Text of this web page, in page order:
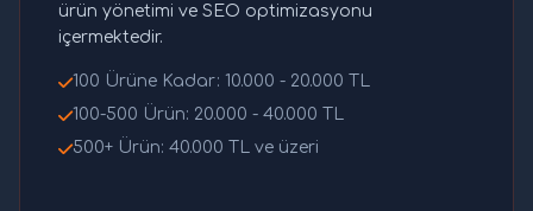
ürün yönetimi ve SEO optimizasyonu
içermektedir.
100 Ürüne Kadar: 10.000 - 20.000 TL
100-500 Ürün: 20.000 - 40.000 TL
500+ Ürün: 40.000 TL ve üzeri